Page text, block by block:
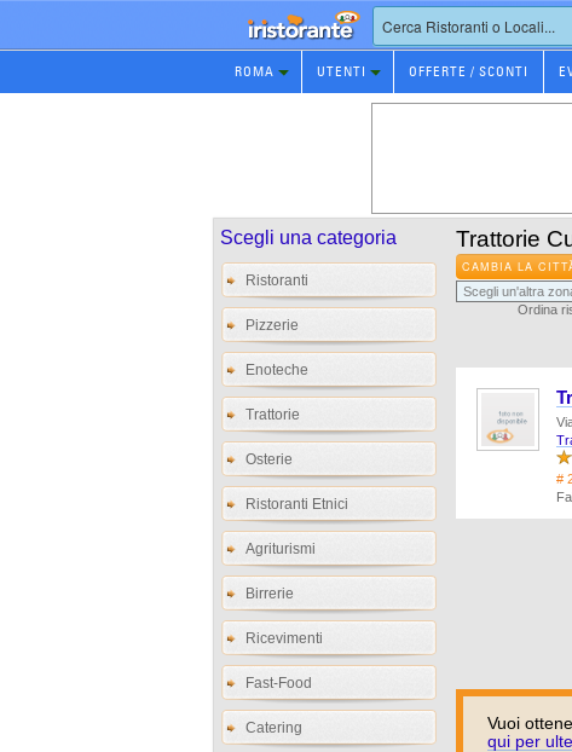
Prenotazione
Ristorante
ROMA UTENTI OFFERTE / SCONTI
Scegli una categoria
Ristoranti
Pizzerie
Enoteche
Trattorie
Osterie
Ristoranti Etnici
Agriturismi
Birrerie
Ricevimenti
Fast-Food
Catering
Trattorie
CAMBIA LA
Ordina
#
Vuoi
qui per